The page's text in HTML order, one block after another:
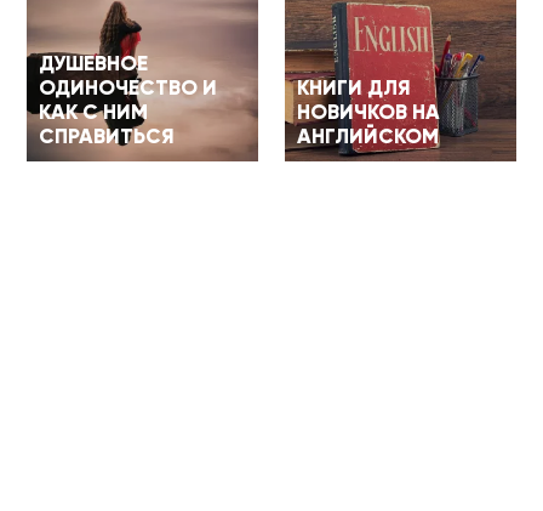
ДУШЕВНОЕ
ОДИНОЧЕСТВО И
КАК С НИМ
СПРАВИТЬСЯ
КНИГИ ДЛЯ
НОВИЧКОВ НА
АНГЛИЙСКОМ